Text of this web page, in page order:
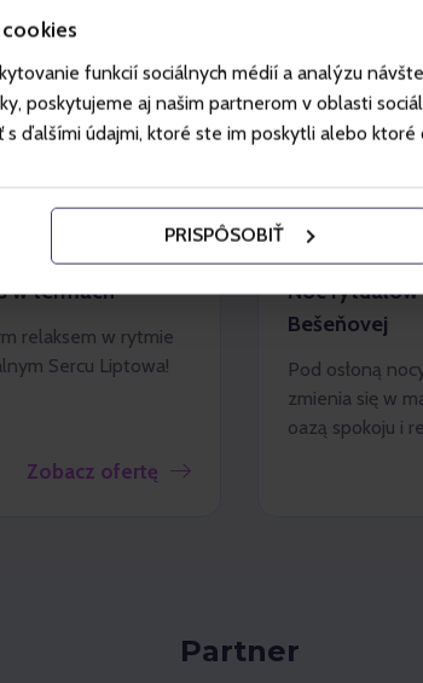
funkcií sociálnych médií a analýzu
poskytujeme aj našim partnerom v oblasti
ďalšími údajmi, ktoré ste im poskytli alebo ktoré
PRISPÔSOBIŤ
w termach
relaksem w rytmie
Sercu Liptowa!
Zobacz ofertę
VODNÝ PARK
Noc
Bešeňovej
Pod osłoną
zmienia się w
oazą spokoju i
Partner